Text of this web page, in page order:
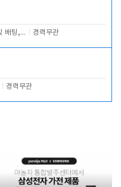
객실 청소 및 배팅, 주변 시설 청소 경력무관
경력무관